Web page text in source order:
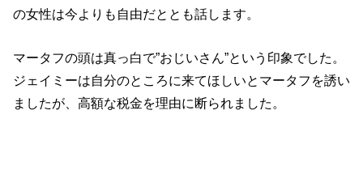
の女性は今よりも自由だととも話します。
マータフの頭は真っ白で”おじいさん”という印象でした。
ジェイミーは自分のところに来てほしいとマータフを誘い
ましたが、高額な税金を理由に断られました。